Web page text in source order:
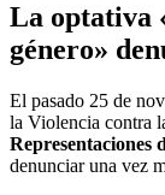
La optativa
género»
El pasado 25 de
la Violencia contra
Representaciones
denunciar una vez